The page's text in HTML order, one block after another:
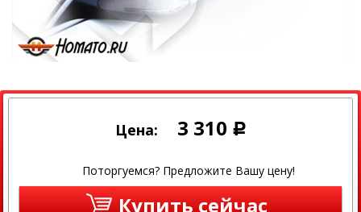
Цена: 3 310 Р
Поторгуемся? Предложите Вашу цену!
Купить сейчас